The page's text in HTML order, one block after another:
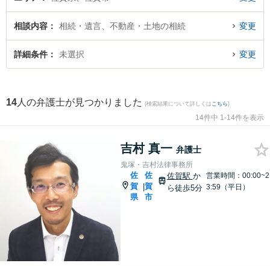
永 洋一弁護士のプロフィール情報や弁護士費用、強みなどが注目されていま
に弁護士に相談したい』『不動産・土地の相続のトラブル解決の実績豊富な近
くの弁護士を検索したい』『初回相談無料で不動産・土地の相続を法律相談で
きる佐賀市内の弁護士に相談予約したい』などでお困りの相談者さんにおすす
相談内容 相続・遺言、不動産・土地の相続 変更
詳細条件 未選択 変更
14 人の弁護士が見つかりました (検索結果について詳しくは こちら)
14件中 1-14件を表示
吉村 真一 弁護士
鬼塚・吉村法律事務所
佐
賀
県
|
佐
賀
市
佐賀駅 か
ら徒歩5分
営業時間：00:00~2
3:59（平日）